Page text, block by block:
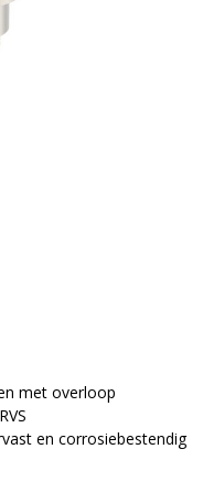
met overloop
en corrosiebestendig